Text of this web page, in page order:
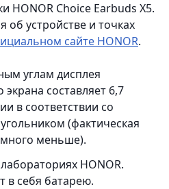
HONOR Choice Earbuds X5.
устройстве и точках
сайте HONOR.
углам дисплея
составляет 6,7
в соответствии со
(фактическая
меньше).
HONOR.
в себя батарею.